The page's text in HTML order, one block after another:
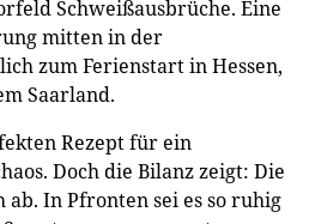
Schweißausbrüche. Eine
mitten in der
zum Ferienstart in Hessen,
Saarland.
Rezept für ein
Doch die Bilanz zeigt: Die
In Pfronten sei es so ruhig